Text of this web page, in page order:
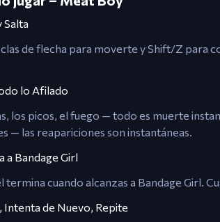
Salta
de flecha para moverte y Shift/Z para
lo Afilado
los picos, el fuego — todo es muerte
— las reapariciones son instantáneas.
a Bandage Girl
termina cuando alcanzas a Bandage Girl.
Intenta de Nuevo, Repite